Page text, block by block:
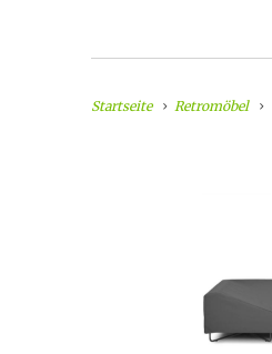
Startseite Retromöbel